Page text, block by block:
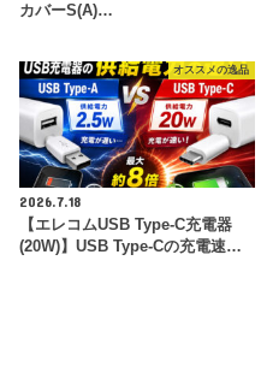
カバーS(A)…
オススメの逸品
2026.7.18
【エレコムUSB Type-C充電器
(20W)】USB Type-Cの充電速…